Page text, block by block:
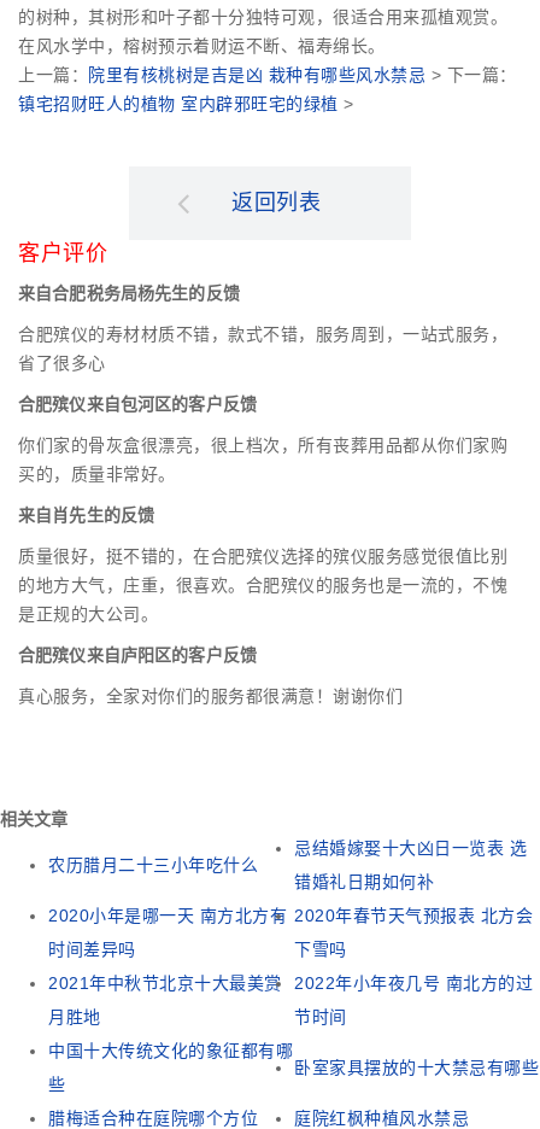
的树种，其树形和叶子都十分独特可观，很适合用来孤植观赏。
在风水学中，榕树预示着财运不断、福寿绵长。
上一篇：
院里有核桃树是吉是凶 栽种有哪些风水禁忌 > 下一篇：
镇宅招财旺人的植物 室内辟邪旺宅的绿植 >
返回列表
客户评价
来自合肥税务局杨先生的反馈
合肥殡仪的寿材材质不错，款式不错，服务周到，一站式服务，
省了很多心
合肥殡仪来自包河区的客户反馈
你们家的骨灰盒很漂亮，很上档次，所有丧葬用品都从你们家购
买的，质量非常好。
来自肖先生的反馈
质量很好，挺不错的，在合肥殡仪选择的殡仪服务感觉很值比别
的地方大气，庄重，很喜欢。合肥殡仪的服务也是一流的，不愧
是正规的大公司。
合肥殡仪来自庐阳区的客户反馈
真心服务，全家对你们的服务都很满意！谢谢你们
相关文章
农历腊月二十三小年吃什么
忌结婚嫁娶十大凶日一览表 选
错婚礼日期如何补
2020小年是哪一天 南方北方有
时间差异吗
2020年春节天气预报表 北方会
下雪吗
2021年中秋节北京十大最美赏
月胜地
2022年小年夜几号 南北方的过
节时间
中国十大传统文化的象征都有哪
些
卧室家具摆放的十大禁忌有哪些
腊梅适合种在庭院哪个方位 庭院红枫种植风水禁忌